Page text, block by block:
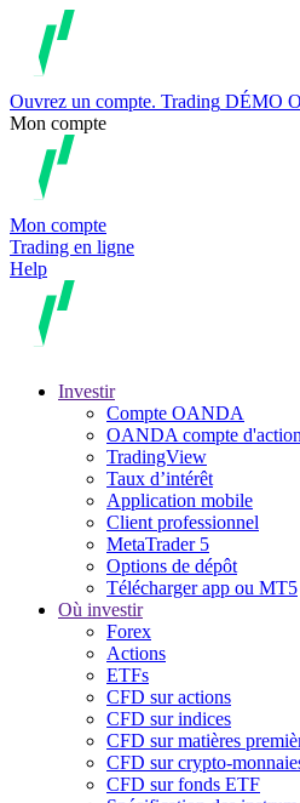
Ouvrez un compte. Trading DÉMO
Mon compte
Mon compte
Trading en ligne
Help
Investir
Compte OANDA
OANDA compte
TradingView
Taux d’intérêt
Application mobile
Client professionnel
MetaTrader 5
Options de dépôt
Télécharger app ou MT5
Où investir
Forex
Actions
ETFs
CFD sur actions
CFD sur indices
CFD sur matières
CFD sur crypto-
CFD sur fonds ETF